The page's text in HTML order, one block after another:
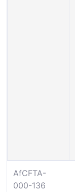
AfCFTA-
000-136